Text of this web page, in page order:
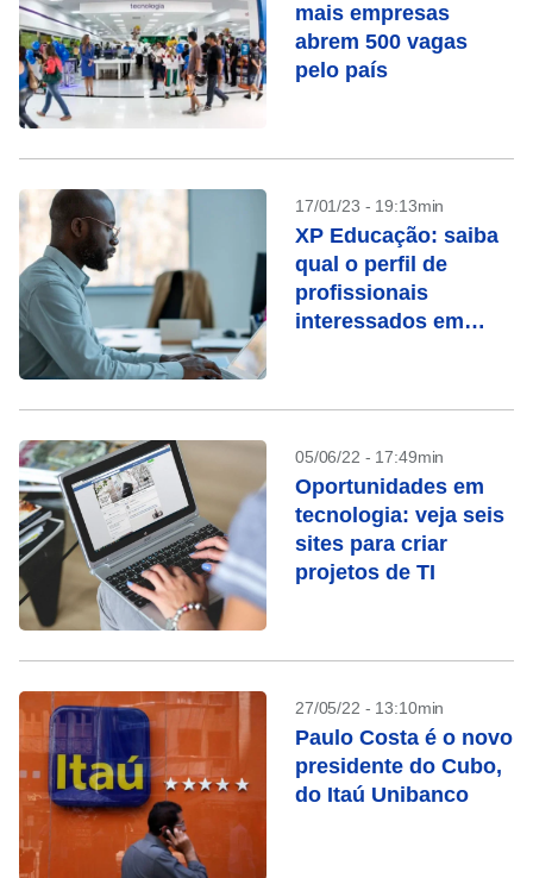
mais empresas
abrem 500 vagas
pelo país
17/01/23 - 19:13min
XP Educação: saiba
qual o perfil de
profissionais
interessados em
05/06/22 - 17:49min
Oportunidades em
tecnologia: veja seis
sites para criar
projetos de TI
27/05/22 - 13:10min
Paulo Costa é o novo
presidente do Cubo,
do Itaú Unibanco